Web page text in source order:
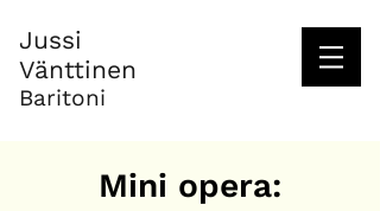
Jussi
Vänttinen
Baritoni
Mini opera: